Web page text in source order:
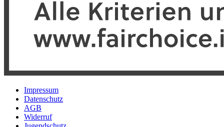
Impressum
Datenschutz
AGB
Widerruf